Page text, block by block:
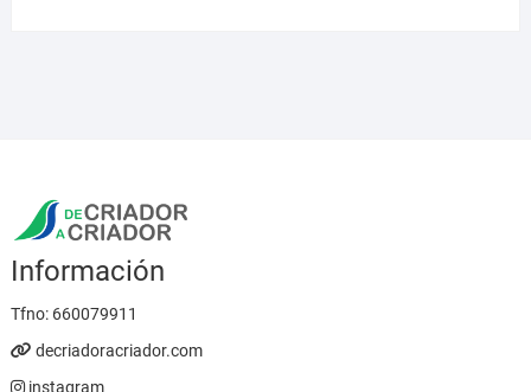
Información
Tfno: 660079911
decriadoracriador.com
instagram